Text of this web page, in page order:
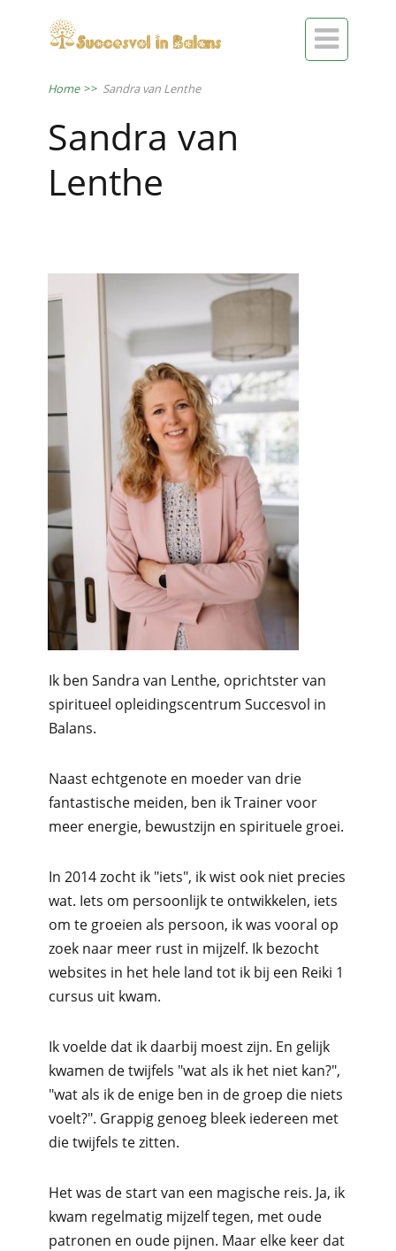

Home >> Sandra van Lenthe
Sandra van
Lenthe
Ik ben Sandra van Lenthe, oprichtster van
spiritueel opleidingscentrum Succesvol in
Balans.
Naast echtgenote en moeder van drie
fantastische meiden, ben ik Trainer voor
meer energie, bewustzijn en spirituele groei.
In 2014 zocht ik "iets", ik wist ook niet precies
wat. Iets om persoonlijk te ontwikkelen, iets
om te groeien als persoon, ik was vooral op
zoek naar meer rust in mijzelf. Ik bezocht
websites in het hele land tot ik bij een Reiki 1
cursus uit kwam.
Ik voelde dat ik daarbij moest zijn. En gelijk
kwamen de twijfels "wat als ik het niet kan?",
"wat als ik de enige ben in de groep die niets
voelt?". Grappig genoeg bleek iedereen met
die twijfels te zitten.
Het was de start van een magische reis. Ja, ik
kwam regelmatig mijzelf tegen, met oude
patronen en oude pijnen. Maar elke keer dat